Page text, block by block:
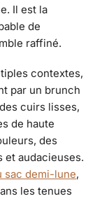
Il est la
de
raffiné.
contextes,
par un brunch
cuirs lisses,
de haute
des
et audacieuses.
sac demi-lune,
les tenues